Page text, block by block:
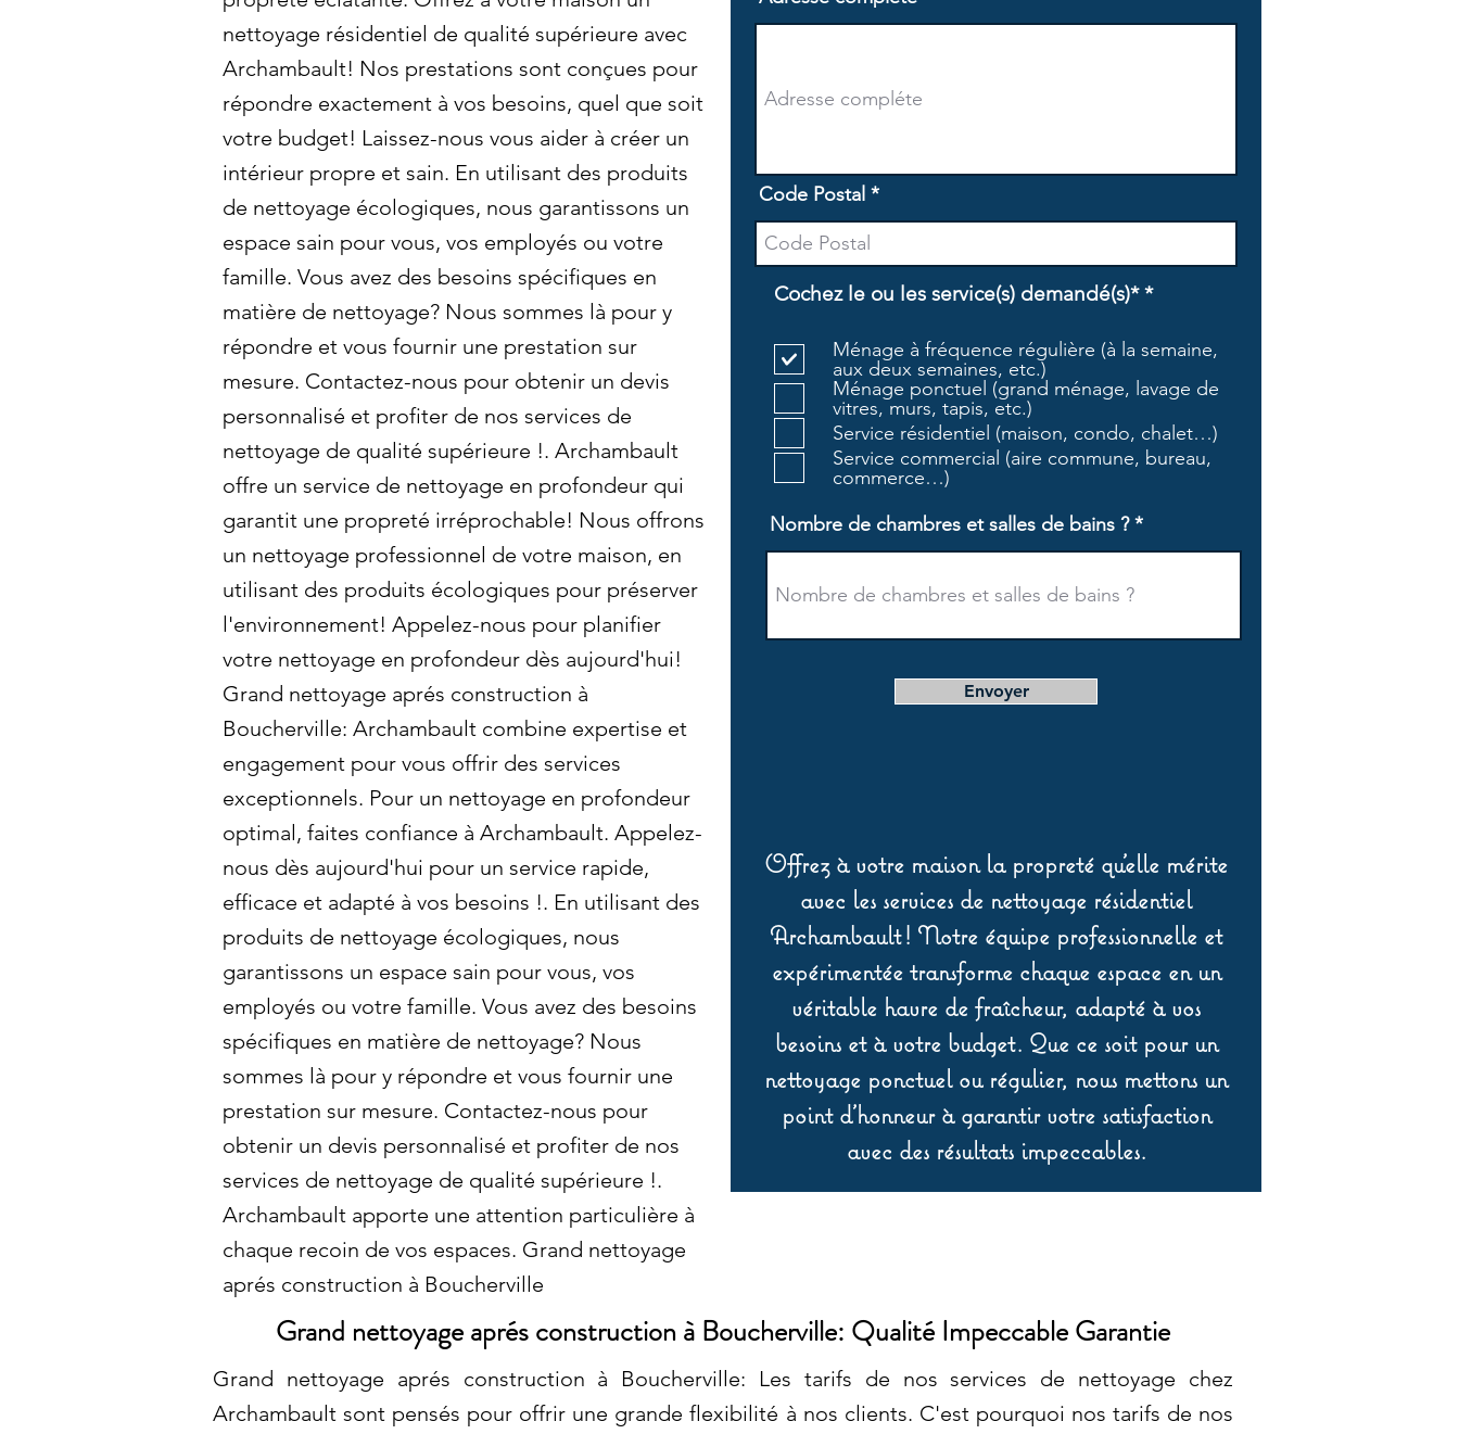
nettoyage résidentiel de qualité supérieure avec
Archambault! Nos prestations sont conçues pour
répondre exactement à vos besoins, quel que soit
votre budget! Laissez-nous vous aider à créer un
intérieur propre et sain. En utilisant des produits
de nettoyage écologiques, nous garantissons un
espace sain pour vous, vos employés ou votre
famille. Vous avez des besoins spécifiques en
matière de nettoyage? Nous sommes là pour y
répondre et vous fournir une prestation sur
mesure. Contactez-nous pour obtenir un devis
personnalisé et profiter de nos services de
nettoyage de qualité supérieure !. Archambault
offre un service de nettoyage en profondeur qui
garantit une propreté irréprochable! Nous offrons
un nettoyage professionnel de votre maison, en
utilisant des produits écologiques pour préserver
l'environnement! Appelez-nous pour planifier
votre nettoyage en profondeur dès aujourd'hui!
Grand nettoyage aprés construction à
Boucherville: Archambault combine expertise et
engagement pour vous offrir des services
exceptionnels. Pour un nettoyage en profondeur
optimal, faites confiance à Archambault. Appelez-
nous dès aujourd'hui pour un service rapide,
efficace et adapté à vos besoins !. En utilisant des
produits de nettoyage écologiques, nous
garantissons un espace sain pour vous, vos
employés ou votre famille. Vous avez des besoins
spécifiques en matière de nettoyage? Nous
sommes là pour y répondre et vous fournir une
prestation sur mesure. Contactez-nous pour
obtenir un devis personnalisé et profiter de nos
services de nettoyage de qualité supérieure !.
Archambault apporte une attention particulière à
chaque recoin de vos espaces. Grand nettoyage
aprés construction à Boucherville
Code Postal
Cochez le ou les service(s) demandé(s)* *O
i
a
o
i
Ménage à fréquence régulière (à la semaine,
aux deux semaines, etc.)
Ménage ponctuel (grand ménage, lavage de
vitres, murs, tapis, etc.)
Service résidentiel (maison, condo, chalet…)
Service commercial (aire commune, bureau,
commerce…)
Nombre de chambres et salles de bains ?
Envoyer
Offrez à votre maison la propreté qu’elle mérite
avec les services de nettoyage résidentiel
Archambault ! Notre équipe professionnelle et
expérimentée transforme chaque espace en un
véritable havre de fraîcheur, adapté à vos
besoins et à votre budget. Que ce soit pour un
nettoyage ponctuel ou régulier, nous mettons un
point d’honneur à garantir votre satisfaction
avec des résultats impeccables.
Grand nettoyage aprés construction à Boucherville: Qualité Impeccable Garantie
Grand nettoyage aprés construction à Boucherville: Les tarifs de nos services de nettoyage chez
Archambault sont pensés pour offrir une grande flexibilité à nos clients. C'est pourquoi nos tarifs de nos